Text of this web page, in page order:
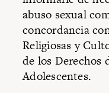
abuso sexual
concordancia
Religiosas y
de los Derechos
Adolescentes.